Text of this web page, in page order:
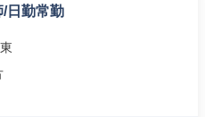
日勤常勤